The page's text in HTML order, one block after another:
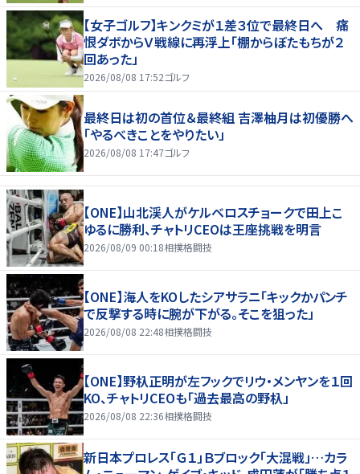
【女子ゴルフ】キンクミが１差３位で最終日へ 痛
恨ダボからＶ戦線に再浮上「棚からぼたもちが２
回あった」
2026/08/08 17:52ゴルフ
最終日は初の首位＆最終組 吉澤柚月は初優勝へ
「やるべきことをやりたい」
2026/08/08 17:47ゴルフ
【ONE】山北渓人がケルベロスチョークで田上こ
ゆるに勝利、チャトリCEOは王座挑戦を明言
2026/08/09 00:18相撲格闘技
【ONE】海人をKOしたシアサラニ「キックかパンチ
で反撃する時に腕が下がる。そこを狙った」
2026/08/08 22:48相撲格闘技
【ONE】野杁正明が左フックでリウ・メンヤンを１回
KO、チャトリCEOも「過去最高の野杁」
2026/08/08 22:36相撲格闘技
新日本プロレス「Ｇ１」Ｂブロック「大混戦」…カラ